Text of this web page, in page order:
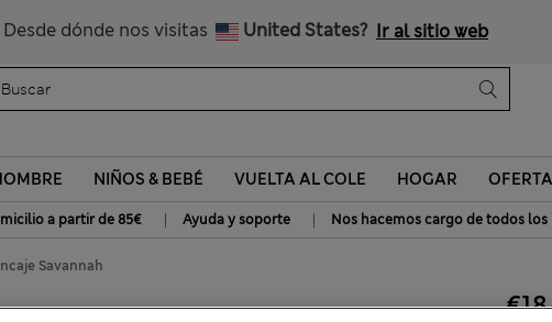
Desde dónde nos visitas United States? Ir al sitio web
NIÑOS & BEBÉ VUELTA AL COLE HOGAR
a partir de 85€ | Ayuda y soporte | Nos hacemos cargo de todos
Savannah